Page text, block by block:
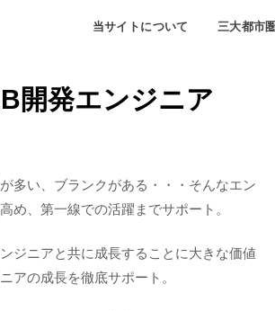
当サイトについて 三大都市
開発エンジニア
多い、ブランクがある・・・そんなエン
め、第一線での活躍までサポート。
ジニアと共に成長することに大きな価値
アの成長を徹底サポート。